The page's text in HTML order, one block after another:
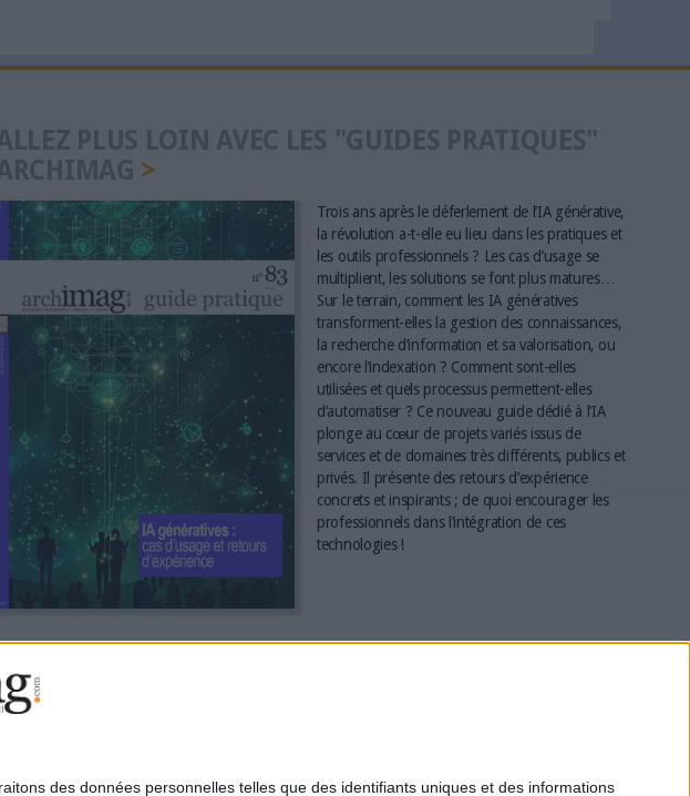
des données personnelles telles que des identifiants uniques et des informations
Trois ans après le déferlement de l’IA générative,
la révolution a-t-elle eu lieu dans les pratiques et
les outils professionnels ? Les cas d’usage se
multiplient, les solutions se font plus matures…
Sur le terrain, comment les IA génératives
transforment-elles la gestion des connaissances,
la recherche d’information et sa valorisation, ou
encore l’indexation ? Comment sont-elles
utilisées et quels processus permettent-elles
d’automatiser ? Ce nouveau guide dédié à l’IA
plonge au cœur de projets variés issus de
services et de domaines très différents, publics et
privés. Il présente des retours d’expérience
concrets et inspirants ; de quoi encourager les
professionnels dans l’intégration de ces
technologies !